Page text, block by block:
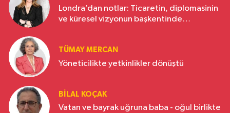
Londra’dan notlar: Ticaretin, diplomasinin
ve küresel vizyonun başkentinde
TÜMAY MERCAN
Yöneticilikte yetkinlikler dönüştü
BILAL KOÇAK
Vatan ve bayrak uğruna baba - oğul birlikte